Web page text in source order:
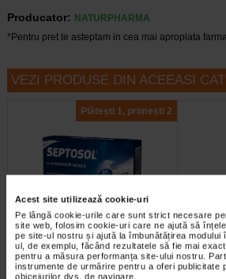
Acest site utilizează cookie-uri
Pe lângă cookie-urile care sunt strict necesare
site web, folosim cookie-uri care ne ajută să
pe site-ul nostru și ajută la îmbunătățirea
ul, de exemplu, făcând rezultatele să fie mai
pentru a măsura performanța site-ului nostru.
instrumente de urmărire pentru a oferi publicitate
obiceiurilor dvs. de navigare.
Producator: NATURPHARMA
*Pentru pret te asteptam in cea mai apropiata
VEZI PRODUSE DIN ACEEASI
Plătești 1, primești 2
Septosol cu albastru de
metilen, 20 comprimate de…
Zdrovit